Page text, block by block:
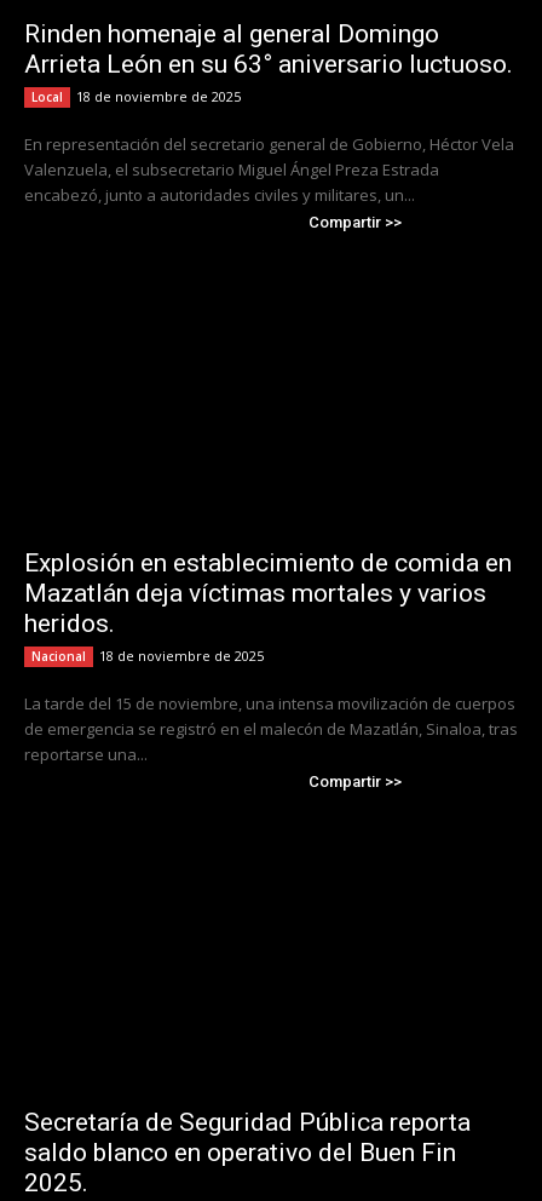
Rinden homenaje al general Domingo
Arrieta León en su 63° aniversario luctuoso.
Local 18 de noviembre de 2025
En representación del secretario general de Gobierno, Héctor Vela
Valenzuela, el subsecretario Miguel Ángel Preza Estrada
encabezó, junto a autoridades civiles y militares, un...
Compartir >>
Explosión en establecimiento de comida en
Mazatlán deja víctimas mortales y varios
heridos.
Nacional 18 de noviembre de 2025
La tarde del 15 de noviembre, una intensa movilización de cuerpos
de emergencia se registró en el malecón de Mazatlán, Sinaloa, tras
reportarse una...
Compartir >>
Secretaría de Seguridad Pública reporta
saldo blanco en operativo del Buen Fin
2025.